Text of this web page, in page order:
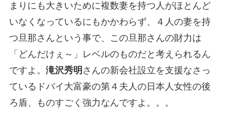
まりにも大きいために複数妻を持つ人がほとんど
いなくなっているにもかかわらず、４人の妻を持
つ旦那さんという事で、この旦那さんの財力は
「どんだけぇ～」レベルのものだと考えられるん
ですよ。 滝沢秀明 さんの新会社設立を支援なさっ
ているドバイ大富豪の第４夫人の日本人女性の後
ろ盾、ものすごく強力なんですよ。。。